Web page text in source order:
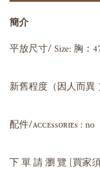
簡介
平放尺寸/ Size: 胸：
新舊程度（因人而異
配件/ᴀᴄᴄᴇssᴏʀɪᴇs : no
下 單 請 瀏 覽 [買家